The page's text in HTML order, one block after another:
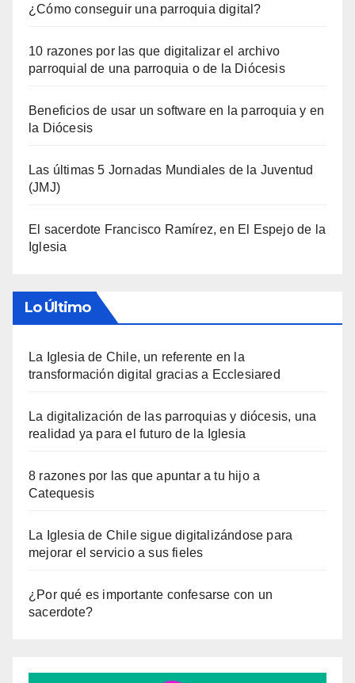
¿Cómo conseguir una parroquia digital?
10 razones por las que digitalizar el archivo
parroquial de una parroquia o de la Diócesis
Beneficios de usar un software en la parroquia y en
la Diócesis
Las últimas 5 Jornadas Mundiales de la Juventud
(JMJ)
El sacerdote Francisco Ramírez, en El Espejo de la
Iglesia
Lo Último
La Iglesia de Chile, un referente en la
transformación digital gracias a Ecclesiared
La digitalización de las parroquias y diócesis, una
realidad ya para el futuro de la Iglesia
8 razones por las que apuntar a tu hijo a
Catequesis
La Iglesia de Chile sigue digitalizándose para
mejorar el servicio a sus fieles
¿Por qué es importante confesarse con un
sacerdote?